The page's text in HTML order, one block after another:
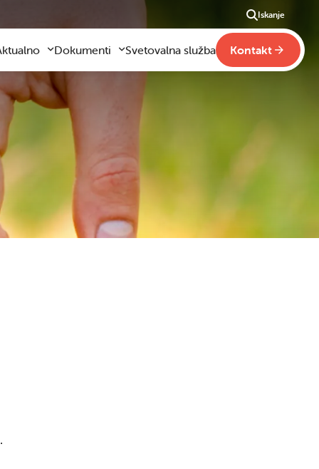
Iskanje
Zgodilo se je
Fotogalerija slik
Dokumenti
Obrazci za vloge
Pravilniki šole
Drugi pravilniki
Svetovalna služba Kontakt